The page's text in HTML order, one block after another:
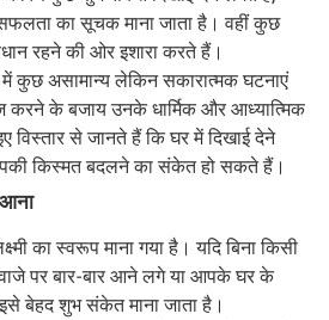
का सूचक माना जाता है। वहीं कुछ
रहने की ओर इशारा करते हैं।
कुछ असामान्य लेकिन सकारात्मक घटनाएं
करने के बजाय उनके धार्मिक और आध्यात्मिक
विस्तार से जानते हैं कि घर में दिखाई देने
किस्मत बदलने का संकेत हो सकते हैं।
आना
का स्वरूप माना गया है। यदि बिना किसी
पर बार-बार आने लगे या आपके घर के
बेहद शुभ संकेत माना जाता है।